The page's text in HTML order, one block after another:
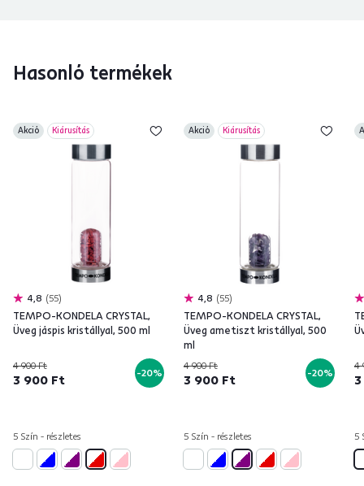
Hasonló termékek
Akció Kiárusítás
4,8 55
TEMPO-KONDELA CRYSTAL,
Üveg jáspis kristállyal, 500 ml
4 900 Ft
3 900 Ft -20%
5 Szín - részletes
Akció Kiárusítás
4,8 55
TEMPO-KONDELA CRYSTAL,
Üveg ametiszt kristállyal, 500
ml
4 900 Ft
3 900 Ft -20%
5 Szín - részletes
4
5